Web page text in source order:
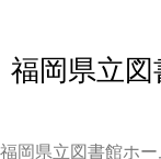
福岡県立図
福岡県立図書館ホ